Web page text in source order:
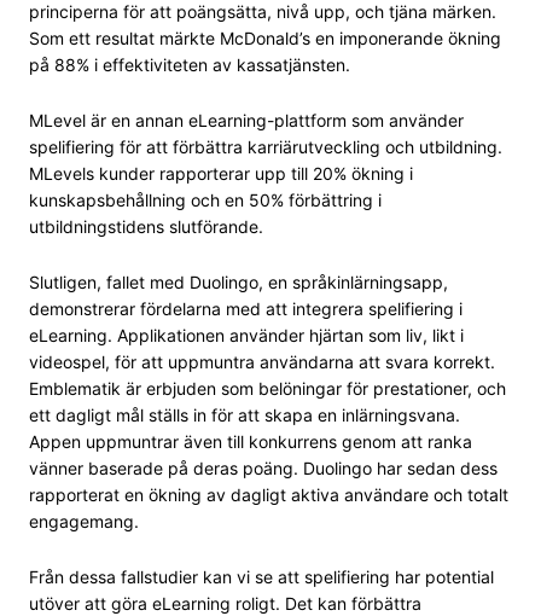
principerna för att poängsätta, nivå upp, och tjäna märken.
Som ett resultat märkte McDonald’s en imponerande ökning
på 88% i effektiviteten av kassatjänsten.
MLevel är en annan eLearning-plattform som använder
spelifiering för att förbättra karriärutveckling och utbildning.
MLevels kunder rapporterar upp till 20% ökning i
kunskapsbehållning och en 50% förbättring i
utbildningstidens slutförande.
Slutligen, fallet med Duolingo, en språkinlärningsapp,
demonstrerar fördelarna med att integrera spelifiering i
eLearning. Applikationen använder hjärtan som liv, likt i
videospel, för att uppmuntra användarna att svara korrekt.
Emblematik är erbjuden som belöningar för prestationer, och
ett dagligt mål ställs in för att skapa en inlärningsvana.
Appen uppmuntrar även till konkurrens genom att ranka
vänner baserade på deras poäng. Duolingo har sedan dess
rapporterat en ökning av dagligt aktiva användare och totalt
engagemang.
Från dessa fallstudier kan vi se att spelifiering har potential
utöver att göra eLearning roligt. Det kan förbättra